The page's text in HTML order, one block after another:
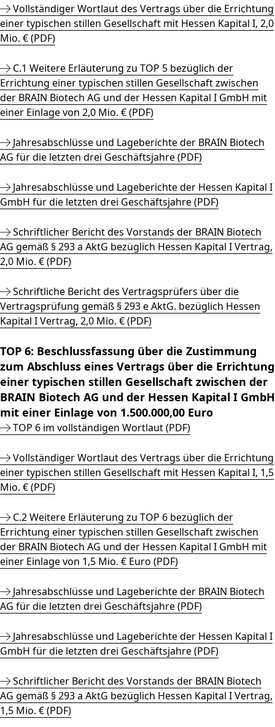
Vollständiger Wortlaut des Vertrags über die Errichtung
einer typischen stillen Gesellschaft mit Hessen Kapital I, 2,0
Mio. € (PDF)
C.1 Weitere Erläuterung zu TOP 5 bezüglich der
Errichtung einer typischen stillen Gesellschaft zwischen
der BRAIN Biotech AG und der Hessen Kapital I GmbH mit
einer Einlage von 2,0 Mio. € (PDF)
Jahresabschlüsse und Lageberichte der BRAIN Biotech
AG für die letzten drei Geschäftsjahre (PDF)
Jahresabschlüsse und Lageberichte der Hessen Kapital I
GmbH für die letzten drei Geschäftsjahre (PDF)
Schriftlicher Bericht des Vorstands der BRAIN Biotech
AG gemäß § 293 a AktG bezüglich Hessen Kapital I Vertrag,
2,0 Mio. € (PDF)
Schriftliche Bericht des Vertragsprüfers über die
Vertragsprüfung gemäß § 293 e AktG. bezüglich Hessen
Kapital I Vertrag, 2,0 Mio. € (PDF)
TOP 6: Beschlussfassung über die Zustimmung
zum Abschluss eines Vertrags über die Errichtung
einer typischen stillen Gesellschaft zwischen der
BRAIN Biotech AG und der Hessen Kapital I GmbH
mit einer Einlage von 1.500.000,00 Euro
TOP 6 im vollständigen Wortlaut (PDF)
Vollständiger Wortlaut des Vertrags über die Errichtung
einer typischen stillen Gesellschaft mit Hessen Kapital I, 1,5
Mio. € (PDF)
C.2 Weitere Erläuterung zu TOP 6 bezüglich der
Errichtung einer typischen stillen Gesellschaft zwischen
der BRAIN Biotech AG und der Hessen Kapital I GmbH mit
einer Einlage von 1,5 Mio. € Euro (PDF)
Jahresabschlüsse und Lageberichte der BRAIN Biotech
AG für die letzten drei Geschäftsjahre (PDF)
Jahresabschlüsse und Lageberichte der Hessen Kapital I
GmbH für die letzten drei Geschäftsjahre (PDF)
Schriftlicher Bericht des Vorstands der BRAIN Biotech
AG gemäß § 293 a AktG bezüglich Hessen Kapital I Vertrag,
1,5 Mio. € (PDF)